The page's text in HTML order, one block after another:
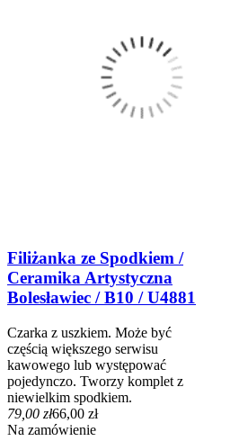
Filiżanka ze Spodkiem /
Ceramika Artystyczna
Bolesławiec / B10 / U4881
Czarka z uszkiem. Może być
częścią większego serwisu
kawowego lub występować
pojedynczo. Tworzy komplet z
niewielkim spodkiem.
79,00 zł66,00 zł
Na zamówienie